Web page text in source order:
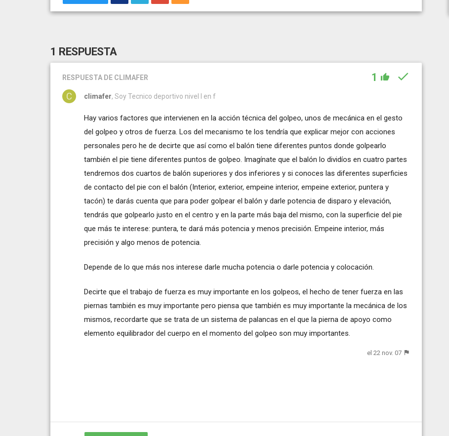
1 RESPUESTA
RESPUESTA DE CLIMAFER 1
climafer, Soy Tecnico deportivo nivel I en f
Hay varios factores que intervienen en la acción técnica del golpeo, unos de mecánica en el gesto
del golpeo y otros de fuerza. Los del mecanismo te los tendría que explicar mejor con acciones
personales pero he de decirte que así como el balón tiene diferentes puntos donde golpearlo
también el pie tiene diferentes puntos de golpeo. Imagínate que el balón lo dividíos en cuatro partes
tendremos dos cuartos de balón superiores y dos inferiores y si conoces las diferentes superficies
de contacto del pie con el balón (Interior, exterior, empeine interior, empeine exterior, puntera y
tacón) te darás cuenta que para poder golpear el balón y darle potencia de disparo y elevación,
tendrás que golpearlo justo en el centro y en la parte más baja del mismo, con la superficie del pie
que más te interese: puntera, te dará más potencia y menos precisión. Empeine interior, más
precisión y algo menos de potencia.
Depende de lo que más nos interese darle mucha potencia o darle potencia y colocación.
Decirte que el trabajo de fuerza es muy importante en los golpeos, el hecho de tener fuerza en las
piernas también es muy importante pero piensa que también es muy importante la mecánica de los
mismos, recordarte que se trata de un sistema de palancas en el que la pierna de apoyo como
elemento equilibrador del cuerpo en el momento del golpeo son muy importantes.
el 22 nov. 07